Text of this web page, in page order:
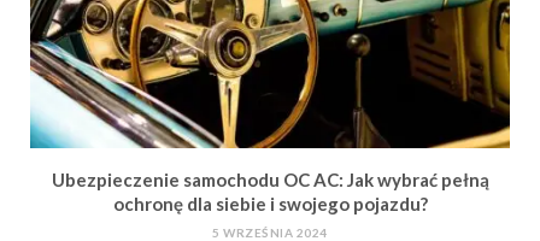
Ubezpieczenie samochodu OC AC: Jak wybrać pełną
ochronę dla siebie i swojego pojazdu?
5 WRZEŚNIA 2024